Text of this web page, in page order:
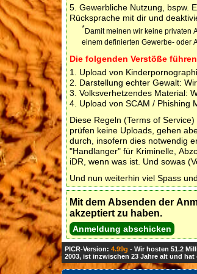
5. Gewerbliche Nutzung, bspw.
Rücksprache mit dir und
*Damit meinen wir keine privaten
einem definierten Gewerbe- oder
Die folgenden Verstöße
1. Upload von
2. Darstellung echter Gewalt:
3. Volksverhetzendes Material:
4. Upload von SCAM / Phishing
Diese Regeln (Terms of
prüfen keine Uploads, gehen
durch, insofern dies notwendig
"Handlanger" für Kriminelle,
iDR, wenn was ist. Und sowas
Und nun weiterhin viel Spass
Mit dem Absenden der
akzeptiert zu haben.
PICR-Version: 4.99g - Wir hosten 51.2
2003, ist inzwischen 23 Jahre alt und